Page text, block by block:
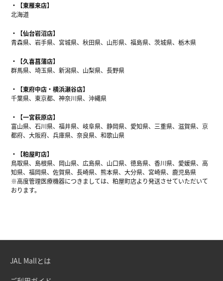
【東雁来店】
北海道
【仙台岩沼店】
青森県、岩手県、宮城県、秋田県、山形県、福島県、茨城県、栃木県
【久喜菖蒲店】
群馬県、埼玉県、新潟県、山梨県、長野県
【東府中店・横浜瀬谷店】
千葉県、東京都、神奈川県、沖縄県
【一宮萩原店】
富山県、石川県、福井県、岐阜県、静岡県、愛知県、三重県、滋賀県、京
都府、大阪府、兵庫県、奈良県、和歌山県
【粕屋町店】
鳥取県、島根県、岡山県、広島県、山口県、徳島県、香川県、愛媛県、高
知県、福岡県、佐賀県、長崎県、熊本県、大分県、宮崎県、鹿児島県
※高度管理医療機器につきましては、粕屋町店より発送させていただいて
おります。
JAL Mallとは